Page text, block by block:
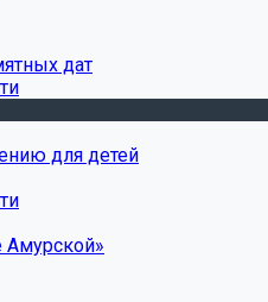
дат
для детей
Амурской»